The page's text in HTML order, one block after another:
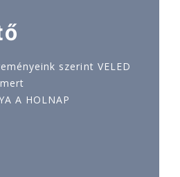
szerint VELED
A HOLNAP